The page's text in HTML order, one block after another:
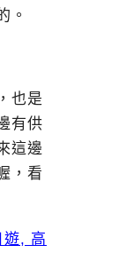
。
也是
有供
這邊
，看